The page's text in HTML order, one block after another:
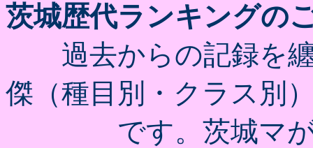
茨城歴代ランキングの
過去からの記録を纏
傑（種目別・クラス別
です。茨城マが主